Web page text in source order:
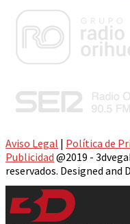
Aviso Legal | Política de
Publicidad @2019 -
reservados. Designed and